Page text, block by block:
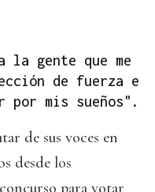
la gente que me
de fuerza e
mis sueños".
de sus voces en
desde los